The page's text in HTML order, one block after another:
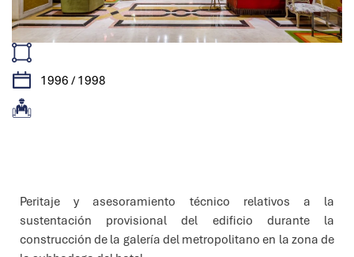
1996 / 1998
Peritaje y asesoramiento técnico relativos a la
sustentación provisional del edificio durante la
construcción de la galería del metropolitano en la zona de